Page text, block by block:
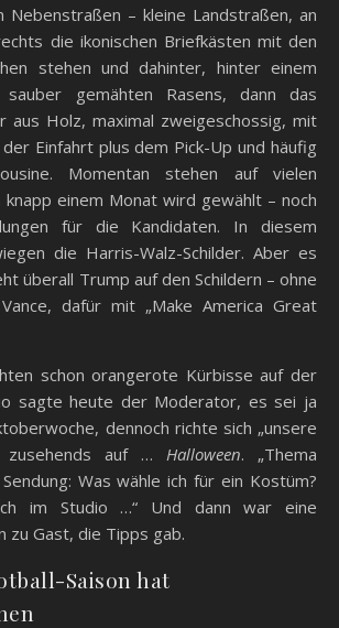
Nebenstraßen – kleine Landstraßen, an
die ikonischen Briefkästen mit den
stehen und dahinter, hinter einem
gemähten Rasens, dann das
aus Holz, maximal zweigeschossig, mit
Einfahrt plus dem Pick-Up und häufig
Momentan stehen auf vielen
knapp einem Monat wird gewählt – noch
für die Kandidaten. In diesem
die Harris-Walz-Schilder. Aber es
überall Trump auf den Schildern – ohne
dafür mit „Make America Great
schon orangerote Kürbisse auf der
sagte heute der Moderator, es sei ja
dennoch richte sich „unsere
zusehends auf … Halloween. „Thema
Was wähle ich für ein Kostüm?
im Studio …“ Und dann war eine
zu Gast, die Tipps gab.
Saison hat